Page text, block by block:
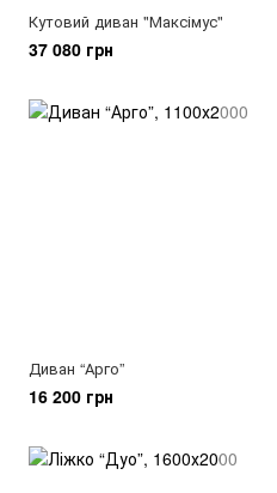
Кутовий диван "Максімус"
37 080 грн
Диван “Арго”
16 200 грн